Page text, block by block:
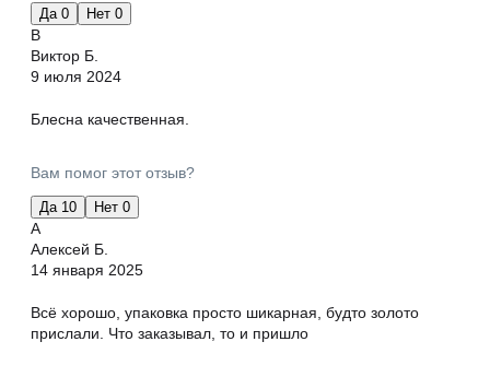
Да 0 Нет 0
В
Виктор Б.
9 июля 2024
Блесна качественная.
Вам помог этот отзыв?
Да 10 Нет 0
А
Алексей Б.
14 января 2025
Всё хорошо, упаковка просто шикарная, будто золото
прислали. Что заказывал, то и пришло